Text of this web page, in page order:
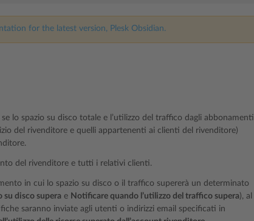
for the latest version, Plesk Obsidian.
lo spazio su disco totale e l’utilizzo del traffico dagli abbonamenti
del rivenditore e quelli appartenenti ai clienti del rivenditore)
del rivenditore e tutti i relativi clienti.
in cui lo spazio su disco o il traffico supererà un determinato
su disco supera e Notificare quando l’utilizzo del traffico supera), al
saranno inviate agli utenti o indirizzi email specificati in